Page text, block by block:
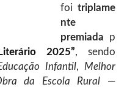
foi triplame
nte
premiada p
2025”, sendo
Infantil, Melhor
da Escola Rural —